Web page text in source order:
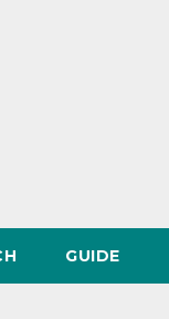
GUIDE